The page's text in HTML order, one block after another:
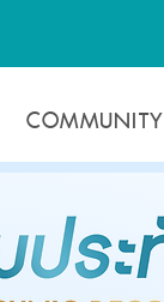
COMMUNITY